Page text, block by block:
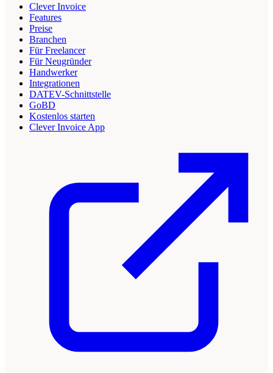
Clever Invoice
Features
Preise
Branchen
Für Freelancer
Für Neugründer
Handwerker
Integrationen
DATEV-Schnittstelle
GoBD
Kostenlos starten
Clever Invoice App